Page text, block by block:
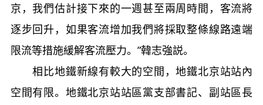
京，我們估計接下來的一週甚至兩周時間，客流將
逐步回升，如果客流增加我們將採取整條線路遠端
限流等措施緩解客流壓力。”韓志強説。
相比地鐵新線有較大的空間，地鐵北京站站內
空間有限。地鐵北京站站區黨支部書記、副站區長